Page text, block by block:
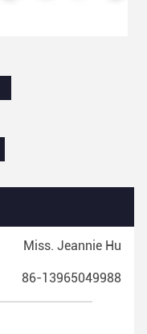
Miss. Jeannie Hu
86-13965049988